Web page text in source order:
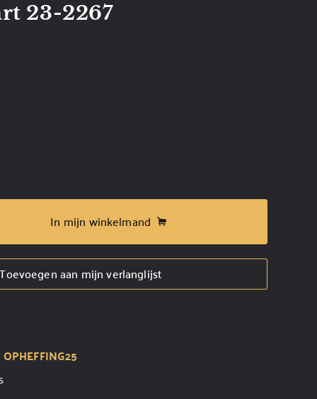
23-2267
In mijn winkelmand
Toevoegen aan mijn verlanglijst
OPHEFFING25